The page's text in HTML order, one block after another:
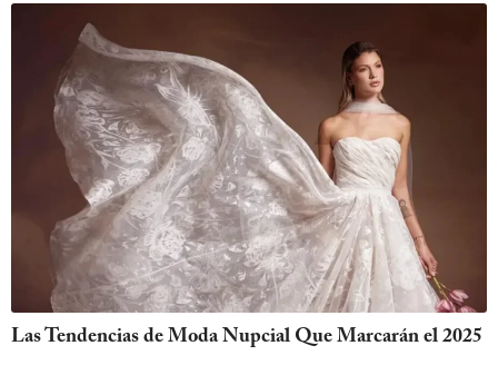
Las Tendencias de Moda Nupcial Que Marcarán el 2025